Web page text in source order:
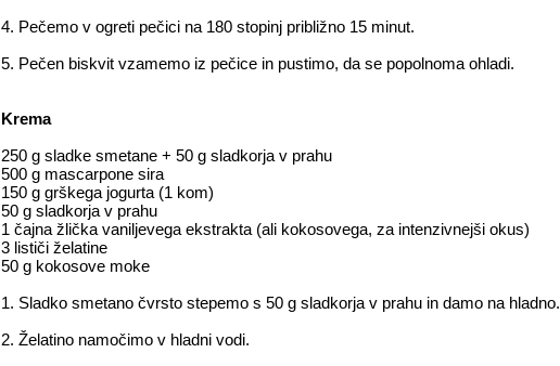
4. Pečemo v ogreti pečici na 180 stopinj približno 15 minut.
5. Pečen biskvit vzamemo iz pečice in pustimo, da se popolnoma ohladi.
Krema
250 g sladke smetane + 50 g sladkorja v prahu
500 g mascarpone sira
150 g grškega jogurta (1 kom)
50 g sladkorja v prahu
1 čajna žlička vaniljevega ekstrakta (ali kokosovega, za intenzivnejši okus)
3 lističi želatine
50 g kokosove moke
1. Sladko smetano čvrsto stepemo s 50 g sladkorja v prahu in damo na hladno.
2. Želatino namočimo v hladni vodi.